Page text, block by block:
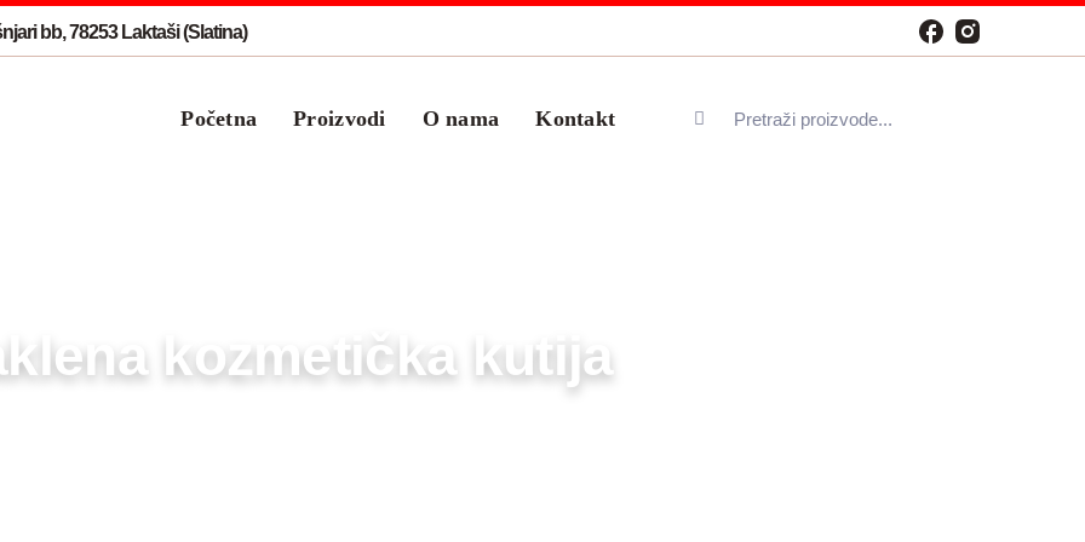
bb, 78253 Laktaši (Slatina)
Početna Proizvodi O nama Kontakt
kozmetička kutija